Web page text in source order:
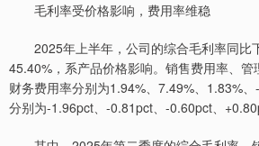
毛利率受价格影响，费用率维稳
2025年上半年，公司的综合毛利率同比
45.40%，系产品价格影响。销售费用率、管
财务费用率分别为1.94%、7.49%、1.83%
分别为-1.96pct、-0.81pct、-0.60pct、